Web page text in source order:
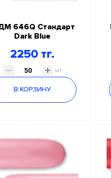
646Q Стандарт
Dark Blue
2250 тг.
шт
В КОРЗИНУ